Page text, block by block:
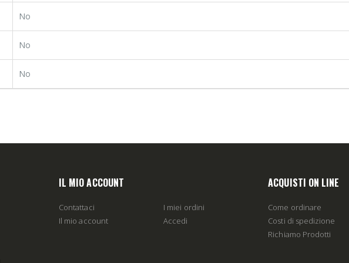
No
No
No
IL MIO ACCOUNT
Contattaci
Il mio account
I miei ordini
Accedi
ACQUISTI ON LINE
Come ordinare
Costi di spedizione
Richiamo Prodotti